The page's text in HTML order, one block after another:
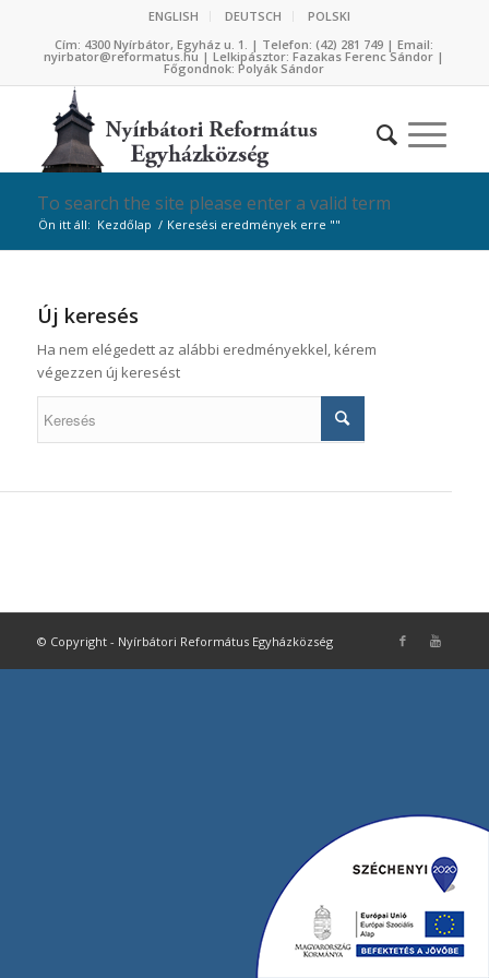
ENGLISH DEUTSCH
POLSKI
Cím: 4300 Nyírbátor, Egyház u. 1. | Telefon: (42) 281 749 | Email:
nyirbator@reformatus.hu | Lelkipásztor: Fazakas Ferenc Sándor |
Főgondnok: Polyák Sándor
To search the site please enter a valid term
Ön itt áll: Kezdőlap / Keresési eredmények erre ""
Új keresés
Ha nem elégedett az alábbi eredményekkel, kérem
végezzen új keresést
© Copyright - Nyírbátori Református Egyházközség